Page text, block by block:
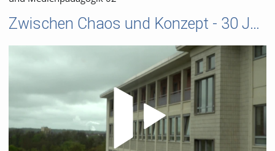
Zwischen Chaos und Konzept - 30 Jahre Kultur- und Medienpädagogik 02